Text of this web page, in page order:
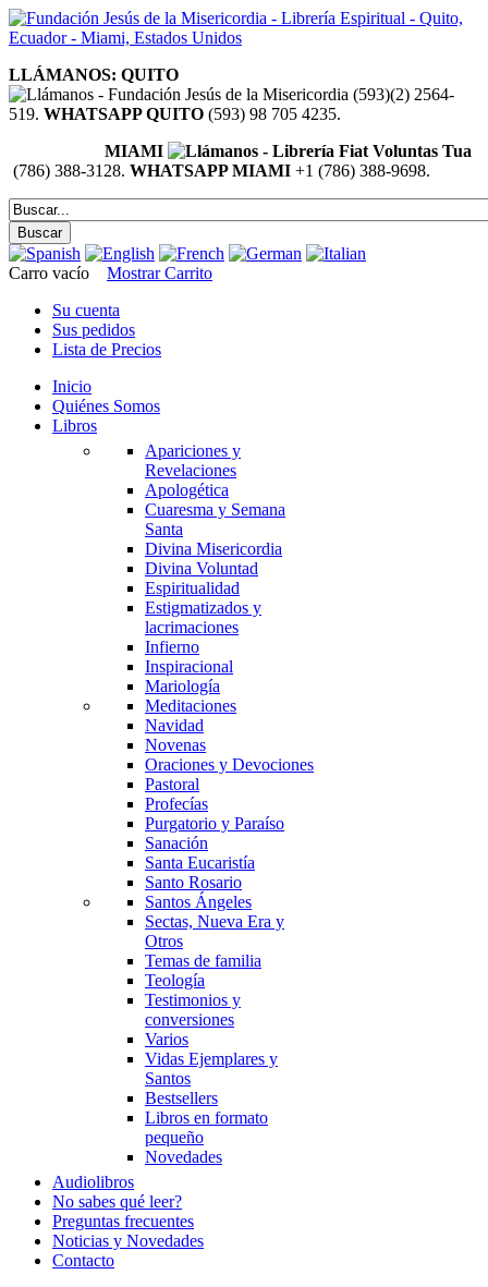
LLÁMANOS: QUITO
(593)(2) 2564-
519. WHATSAPP QUITO (593) 98 705 4235.
MIAMI
(786) 388-3128. WHATSAPP MIAMI +1 (786) 388-9698.
Carro vacío
Mostrar Carrito
Su cuenta
Sus pedidos
Lista de Precios
Inicio
Quiénes Somos
Libros
Apariciones y
Revelaciones
Apologética
Cuaresma y Semana
Santa
Divina Misericordia
Divina Voluntad
Espiritualidad
Estigmatizados y
lacrimaciones
Infierno
Inspiracional
Mariología
Meditaciones
Navidad
Novenas
Oraciones y Devociones
Pastoral
Profecías
Purgatorio y Paraíso
Sanación
Santa Eucaristía
Santo Rosario
Santos Ángeles
Sectas, Nueva Era y
Otros
Temas de familia
Teología
Testimonios y
conversiones
Varios
Vidas Ejemplares y
Santos
Bestsellers
Libros en formato
pequeño
Novedades
Audiolibros
No sabes qué leer?
Preguntas frecuentes
Noticias y Novedades
Contacto